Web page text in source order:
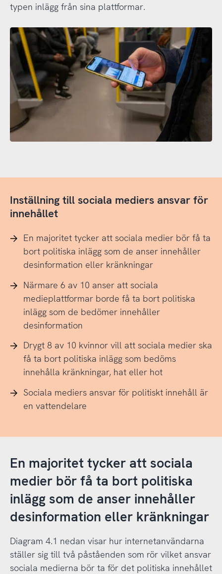
typen inlägg från sina plattformar.
Inställning till sociala mediers ansvar för
innehållet
En majoritet tycker att sociala medier bör få ta
bort politiska inlägg som de anser innehåller
desinformation eller kränkningar
Närmare 6 av 10 anser att sociala
medieplattformar borde få ta bort politiska
inlägg som de bedömer innehåller
desinformation
Drygt 8 av 10 kvinnor vill att sociala medier ska
få ta bort politiska inlägg som bedöms
innehålla kränkningar, hat eller hot
Sociala mediers ansvar för politiskt innehåll är
en vattendelare
En majoritet tycker att sociala
medier bör få ta bort politiska
inlägg som de anser innehåller
desinformation eller kränkningar
Diagram 4.1 nedan visar hur internetanvändarna
ställer sig till två påståenden som rör vilket ansvar
sociala medierna bör ta för det politiska innehållet